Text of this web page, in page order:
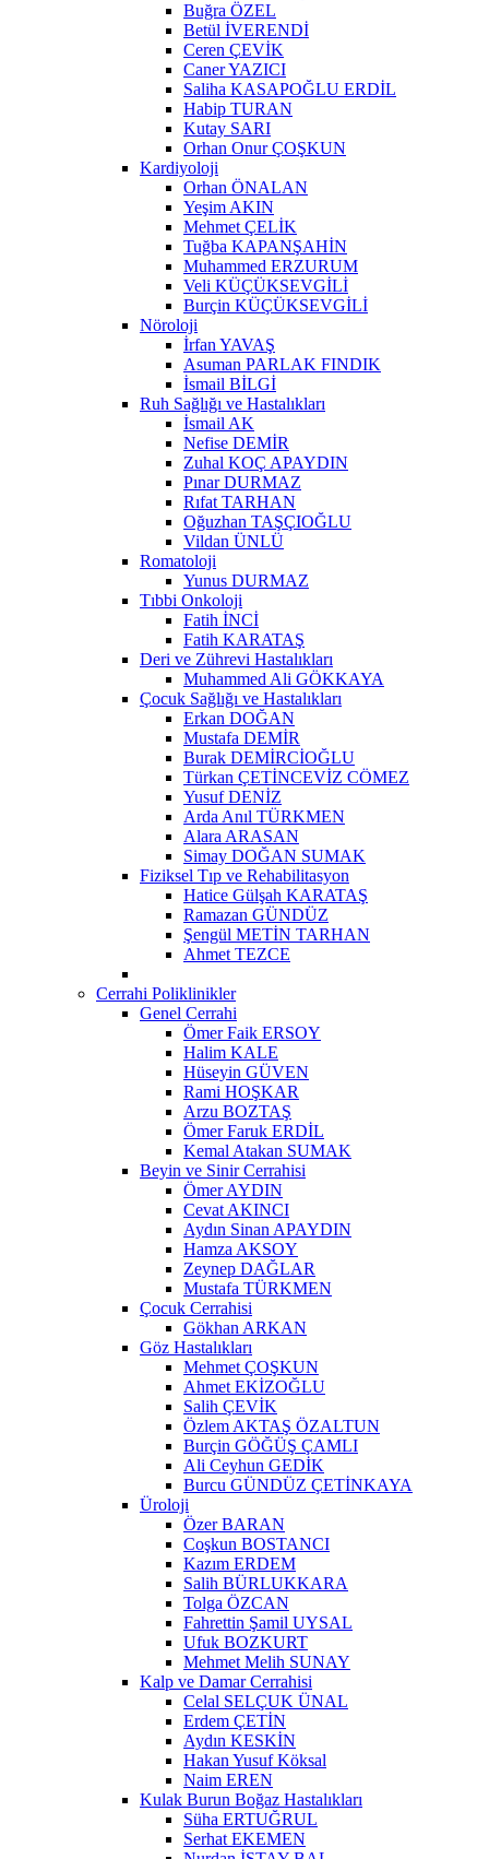
Buğra ÖZEL
Betül İVERENDİ
Ceren ÇEVİK
Caner YAZICI
Saliha KASAPOĞLU ERDİL
Habip TURAN
Kutay SARI
Orhan Onur ÇOŞKUN
Kardiyoloji
Orhan ÖNALAN
Yeşim AKIN
Mehmet ÇELİK
Tuğba KAPANŞAHİN
Muhammed ERZURUM
Veli KÜÇÜKSEVGİLİ
Burçin KÜÇÜKSEVGİLİ
Nöroloji
İrfan YAVAŞ
Asuman PARLAK FINDIK
İsmail BİLGİ
Ruh Sağlığı ve Hastalıkları
İsmail AK
Nefise DEMİR
Zuhal KOÇ APAYDIN
Pınar DURMAZ
Rıfat TARHAN
Oğuzhan TAŞÇIOĞLU
Vildan ÜNLÜ
Romatoloji
Yunus DURMAZ
Tıbbi Onkoloji
Fatih İNCİ
Fatih KARATAŞ
Deri ve Zührevi Hastalıkları
Muhammed Ali GÖKKAYA
Çocuk Sağlığı ve Hastalıkları
Erkan DOĞAN
Mustafa DEMİR
Burak DEMİRCİOĞLU
Türkan ÇETİNCEVİZ CÖMEZ
Yusuf DENİZ
Arda Anıl TÜRKMEN
Alara ARASAN
Simay DOĞAN SUMAK
Fiziksel Tıp ve Rehabilitasyon
Hatice Gülşah KARATAŞ
Ramazan GÜNDÜZ
Şengül METİN TARHAN
Ahmet TEZCE
Cerrahi Poliklinikler
Genel Cerrahi
Ömer Faik ERSOY
Halim KALE
Hüseyin GÜVEN
Rami HOŞKAR
Arzu BOZTAŞ
Ömer Faruk ERDİL
Kemal Atakan SUMAK
Beyin ve Sinir Cerrahisi
Ömer AYDIN
Cevat AKINCI
Aydın Sinan APAYDIN
Hamza AKSOY
Zeynep DAĞLAR
Mustafa TÜRKMEN
Çocuk Cerrahisi
Gökhan ARKAN
Göz Hastalıkları
Mehmet ÇOŞKUN
Ahmet EKİZOĞLU
Salih ÇEVİK
Özlem AKTAŞ ÖZALTUN
Burçin GÖĞÜŞ ÇAMLI
Ali Ceyhun GEDİK
Burcu GÜNDÜZ ÇETİNKAYA
Üroloji
Özer BARAN
Coşkun BOSTANCI
Kazım ERDEM
Salih BÜRLUKKARA
Tolga ÖZCAN
Fahrettin Şamil UYSAL
Ufuk BOZKURT
Mehmet Melih SUNAY
Kalp ve Damar Cerrahisi
Celal SELÇUK ÜNAL
Erdem ÇETİN
Aydın KESKİN
Hakan Yusuf Köksal
Naim EREN
Kulak Burun Boğaz Hastalıkları
Süha ERTUĞRUL
Serhat EKEMEN